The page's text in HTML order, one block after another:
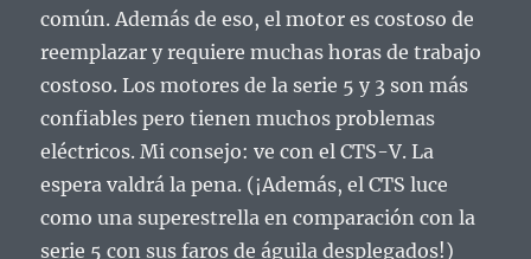
común. Además de eso, el motor es costoso de
reemplazar y requiere muchas horas de trabajo
costoso. Los motores de la serie 5 y 3 son más
confiables pero tienen muchos problemas
eléctricos. Mi consejo: ve con el CTS-V. La
espera valdrá la pena. (¡Además, el CTS luce
como una superestrella en comparación con la
serie 5 con sus faros de águila desplegados!)